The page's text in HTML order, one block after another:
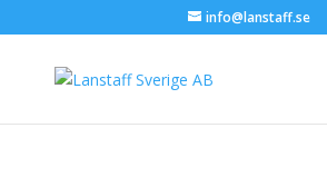
info@lanstaff.se